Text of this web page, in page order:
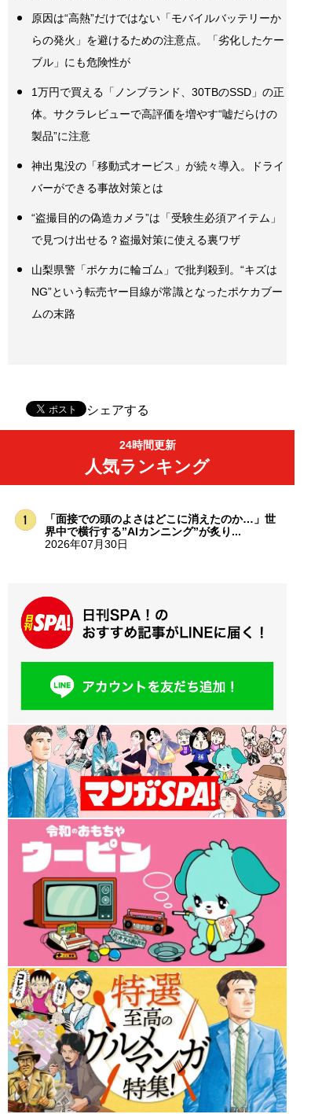
原因は“高熱”だけではない「モバイルバッテリーか
らの発火」を避けるための注意点。「劣化したケー
ブル」にも危険性が
1万円で買える「ノンブランド、30TBのSSD」の正
体。サクラレビューで高評価を増やす“嘘だらけの
製品”に注意
神出鬼没の「移動式オービス」が続々導入。ドライ
バーができる事故対策とは
“盗撮目的の偽造カメラ”は「受験生必須アイテム」
で見つけ出せる？盗撮対策に使える裏ワザ
山梨県警「ポケカに輪ゴム」で批判殺到。“キズは
NG”という転売ヤー目線が常識となったポケカブー
ムの末路
シェアする
24時間更新
人気ランキング
「面接での頭のよさはどこに消えたのか…」世
界中で横行する”AIカンニング”が炙り...
2026年07月30日